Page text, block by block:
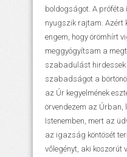
boldogságot. A próféta
nyugszik rajtam. Azért
engem, hogy örömhírt
meggyógyítsam a
szabadulást hirdessek
szabadságot a
az Úr kegyelmének
örvendezem az Úrban,
Istenemben, mert az
az igazság köntösét
vőlegényt, aki koszorút